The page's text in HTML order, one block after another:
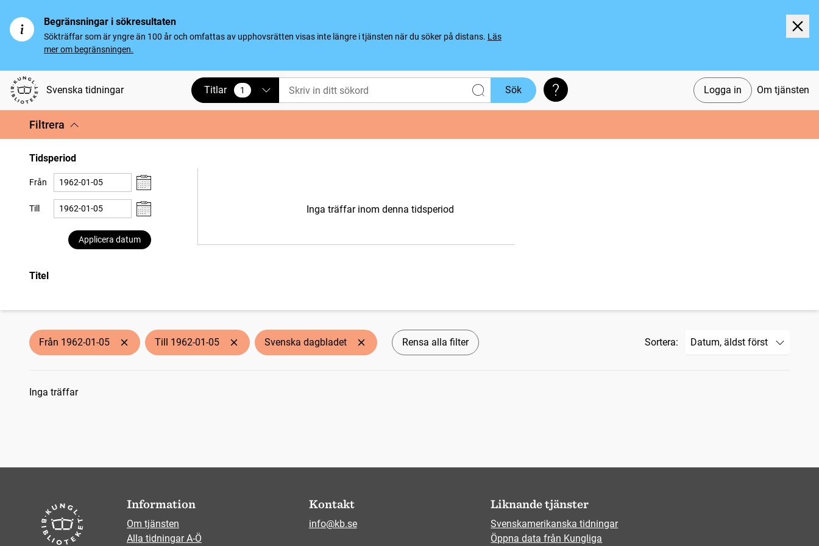
Begränsningar i sökresultaten
Sökträffar som är yngre än 100 år och omfattas av upphovsrätten visas inte längre i tjänsten när du söker på distans. Läs
mer om begränsningen.
Svenska tidningar Logga in Om tjänsten
Titlar 1
vald Sök Söktips
Filtrera
Tidsperiod
Från
Till
Applicera datum
Inga träffar inom denna tidsperiod
Titel
Från 1962-01-05 Till 1962-01-05 Svenska dagbladet Rensa alla filter Sortera:
Sökresultat
Inga träffar
Information
Om tjänsten
Alla tidningar A-Ö
Kontakt
info@kb.se
Liknande tjänster
Svenskamerikanska tidningar
Öppna data från Kungliga